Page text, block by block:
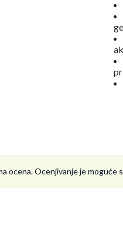
ocena. Ocenjivanje je moguće